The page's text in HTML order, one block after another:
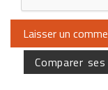
Comparer